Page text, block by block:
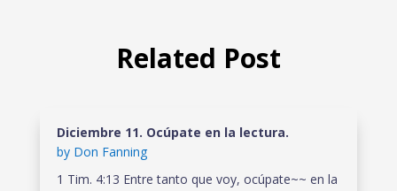
Related Post
Diciembre 11. Ocúpate en la lectura.
by Don Fanning
1 Tim. 4:13 Entre tanto que voy, ocúpate~~ en la